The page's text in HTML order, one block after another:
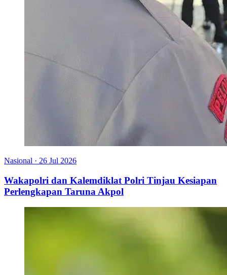
Nasional · 26 Jul 2026
Wakapolri dan Kalemdiklat Polri Tinjau Kesiapan
Perlengkapan Taruna Akpol